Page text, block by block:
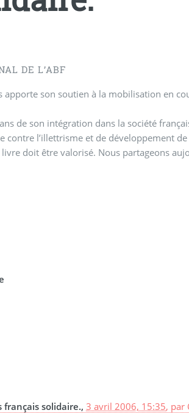
DE L’ABF
apporte son soutien à la mobilisation en
de son intégration dans la société
contre l’illettrisme et de développement
doit être valorisé. Nous partageons
français solidaire.,3 avril 2006, 15:35, par